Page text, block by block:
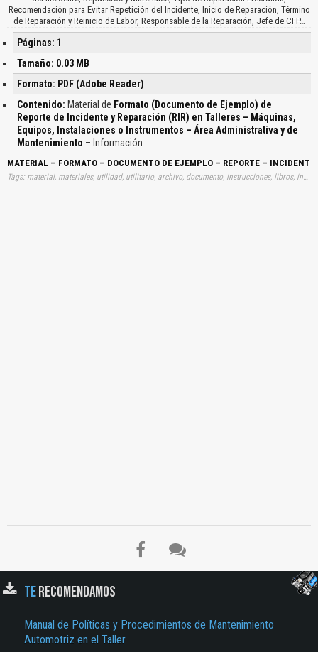
Recomendación para Evitar Repetición del Incidente, Inicio de Reparación, Término
de Reparación y Reinicio de Labor, Responsable de la Reparación, Jefe de CFP…
Páginas: 1
Tamaño: 0.03 MB
Formato: PDF (Adobe Reader)
Contenido: Material de Formato (Documento de Ejemplo) de
Reporte de Incidente y Reparación (RIR) en Talleres – Máquinas,
Equipos, Instalaciones o Instrumentos – Área Administrativa y de
Mantenimiento – Información
MATERIAL – FORMATO – DOCUMENTO DE EJEMPLO – REPORTE –
TERECOMENDAMOS
Manual de Políticas y Procedimientos de Mantenimiento
Automotriz en el Taller